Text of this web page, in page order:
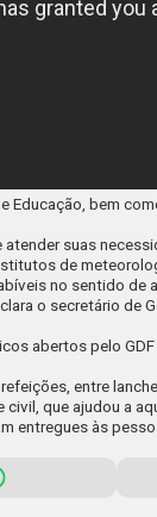
Educação, bem
suas
de
no sentido de
o secretário de
abertos pelo
entre
que ajudou a
entregues às